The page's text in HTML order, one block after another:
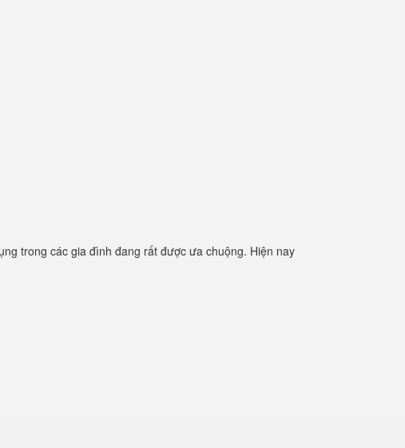
trong các gia đình đang rất được ưa chuộng. Hiện nay